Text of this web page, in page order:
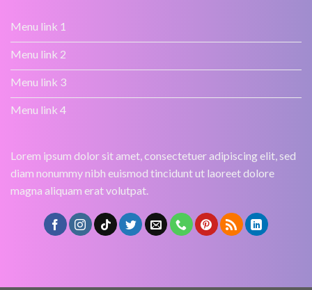
Menu link 1
Menu link 2
Menu link 3
Menu link 4
Lorem ipsum dolor sit amet, consectetuer adipiscing elit, sed
diam nonummy nibh euismod tincidunt ut laoreet dolore
magna aliquam erat volutpat.